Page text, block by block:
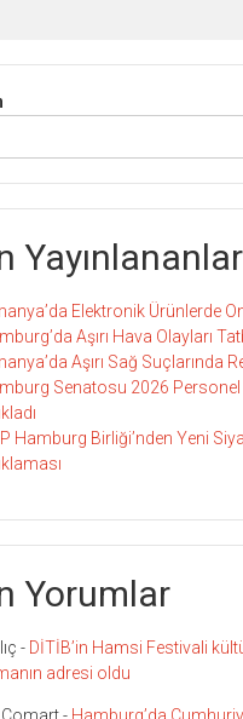
Yayınlananlar
Elektronik Ürünlerde
Aşırı Hava Olayları
Aşırı Sağ Suçlarında
Senatosu 2026
Hamburg Birliği’nden Yeni
Yorumlar
- DİTİB’in Hamsi Festivali
adresi oldu